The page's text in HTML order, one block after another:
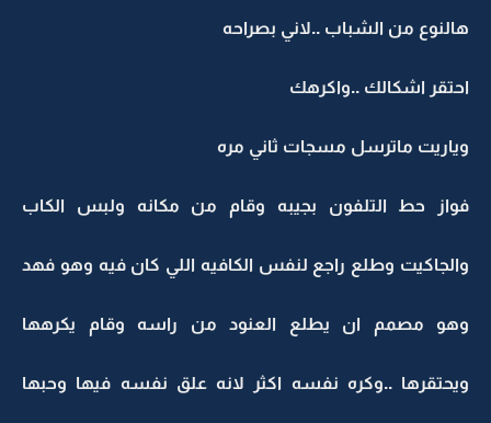
هالنوع من الشباب ..لاني بصراحه
احتقر اشكالك ..واكرهك
وياريت ماترسل مسجات ثاني مره
فواز حط التلفون بجيبه وقام من مكانه ولبس الكاب
والجاكيت وطلع راجع لنفس الكافيه اللي كان فيه وهو فهد
وهو مصمم ان يطلع العنود من راسه وقام يكرهها
ويحتقرها ..وكره نفسه اكثر لانه علق نفسه فيها وحبها